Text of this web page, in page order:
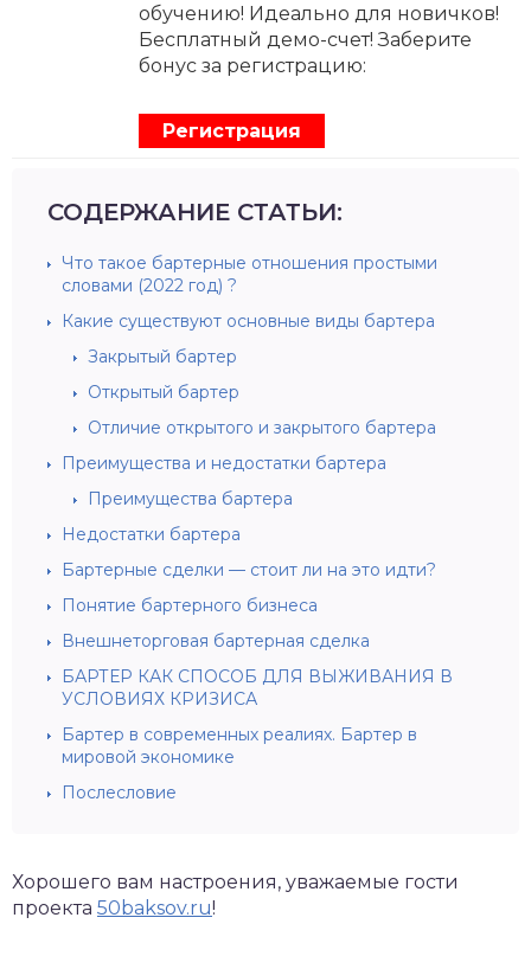
обучению! Идеально для новичков!
Бесплатный демо-счет! Заберите
бонус за регистрацию:
Регистрация
СОДЕРЖАНИЕ СТАТЬИ:
Что такое бартерные отношения простыми
словами (2022 год) ?
Какие существуют основные виды бартера
Закрытый бартер
Открытый бартер
Отличие открытого и закрытого бартера
Преимущества и недостатки бартера
Преимущества бартера
Недостатки бартера
Бартерные сделки — стоит ли на это идти?
Понятие бартерного бизнеса
Внешнеторговая бартерная сделка
БАРТЕР КАК СПОСОБ ДЛЯ ВЫЖИВАНИЯ В
УСЛОВИЯХ КРИЗИСА
Бартер в современных реалиях. Бартер в
мировой экономике
Послесловие
Хорошего вам настроения, уважаемые гости
проекта 50baksov.ru!